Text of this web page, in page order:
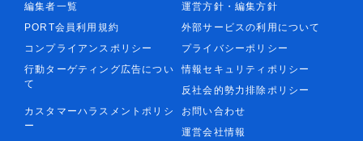
編集者一覧
運営方針・編集方針
PORT会員利用規約
外部サービスの利用について
コンプライアンスポリシー
プライバシーポリシー
行動ターゲティング広告につい
て
情報セキュリティポリシー
反社会的勢力排除ポリシー
カスタマーハラスメントポリシ
ー
お問い合わせ
運営会社情報